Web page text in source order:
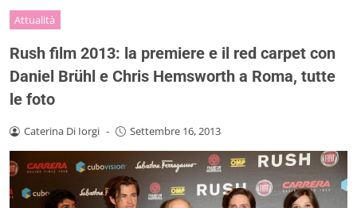
Attualità
Rush film 2013: la premiere e il red carpet con
Daniel Brühl e Chris Hemsworth a Roma, tutte
le foto
Caterina Di Iorgi - Settembre 16, 2013